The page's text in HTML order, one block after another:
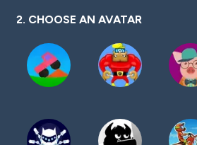
2. CHOOSE AN AVATAR